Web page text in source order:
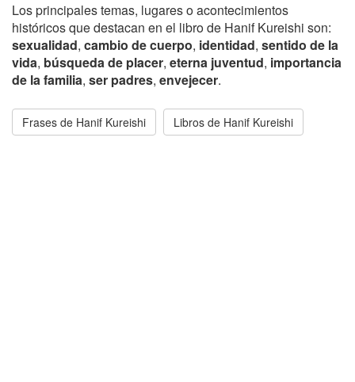
Los principales temas, lugares o acontecimientos
históricos que destacan en el libro de Hanif Kureishi son:
sexualidad, cambio de cuerpo, identidad, sentido de la
vida, búsqueda de placer, eterna juventud, importancia
de la familia, ser padres, envejecer.
Frases de Hanif Kureishi Libros de Hanif Kureishi